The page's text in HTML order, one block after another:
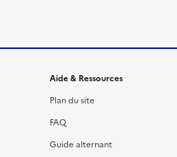
Informations et
Aide & Ressources
Plan du site
FAQ
Guide alternant